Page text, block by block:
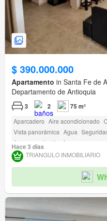
$ 390.000.000
Apartamento in Santa Fe de
Departamento de Antioquia
3 2 75 m²
Aparcadero Aire acondicionado
Vista panorámica Agua
Ascensor
Jardín Acceso para
Hace 3 días
TRIANGULO INMOBILIARIO